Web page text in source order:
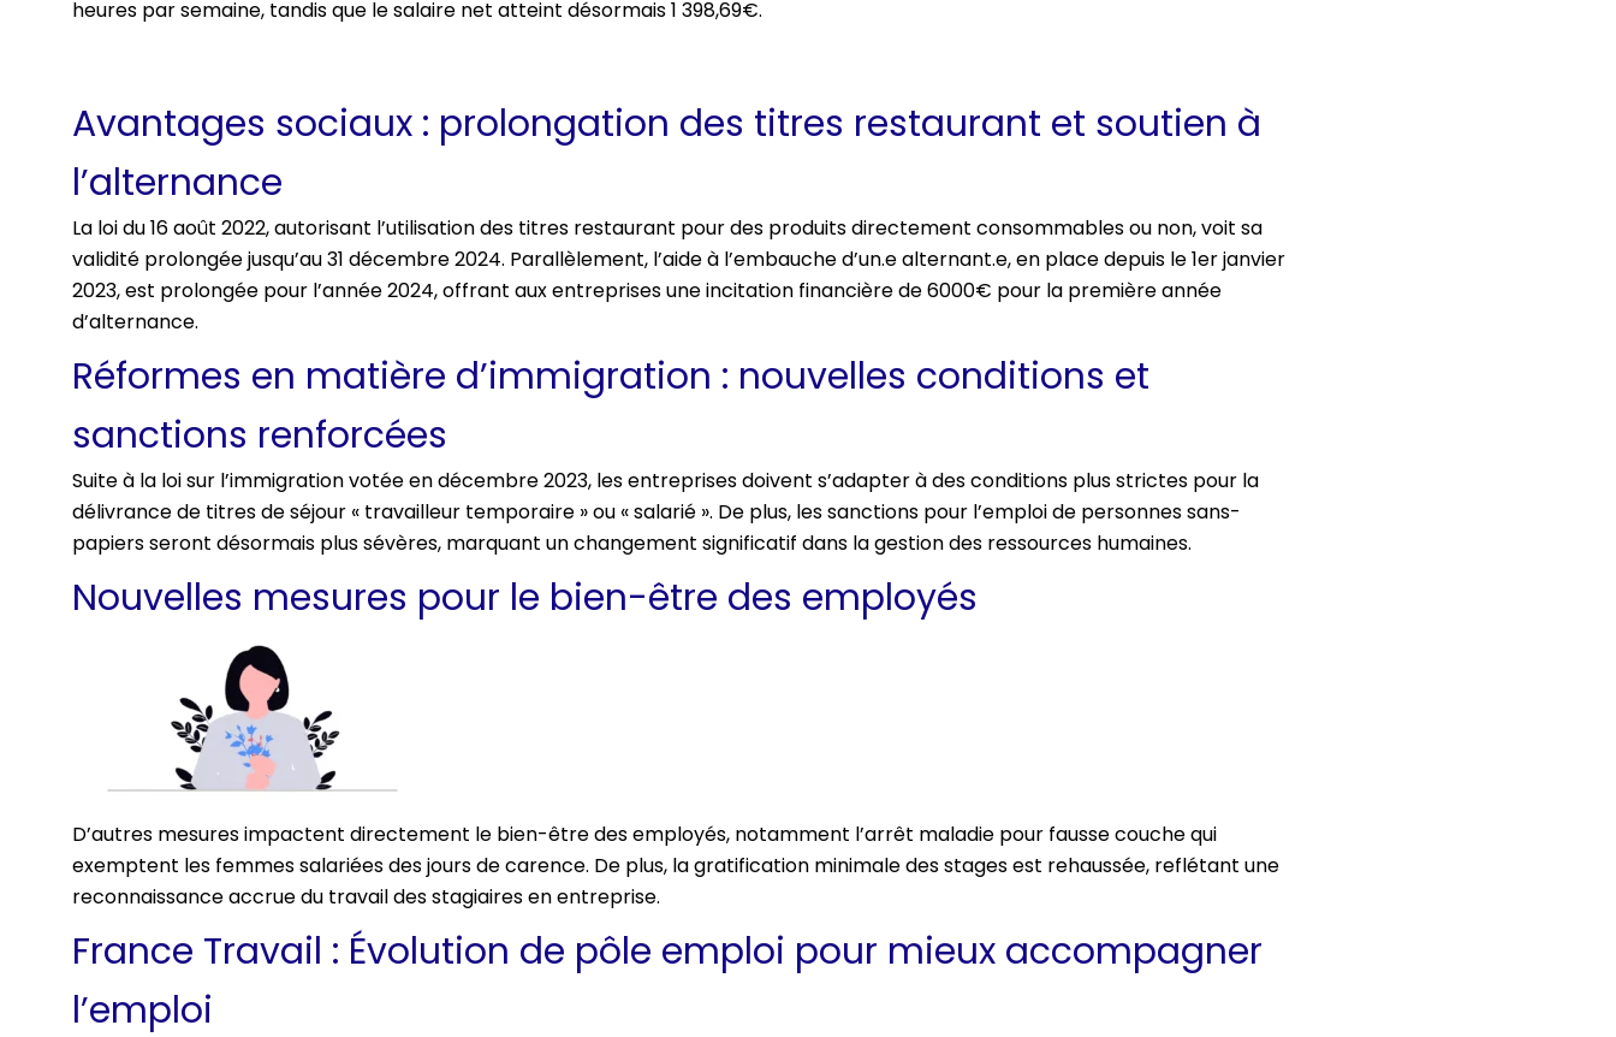
heures par semaine, tandis que le salaire net atteint désormais 1 398,69€.
Avantages sociaux : prolongation des titres restaurant et soutien à
l’alternance
La loi du 16 août 2022, autorisant l’utilisation des titres restaurant pour des produits directement consommables ou non, voit sa
validité prolongée jusqu’au 31 décembre 2024. Parallèlement, l’aide à l’embauche d’un.e alternant.e, en place depuis le 1er janvier
2023, est prolongée pour l’année 2024, offrant aux entreprises une incitation financière de 6000€ pour la première année
d’alternance.
Réformes en matière d’immigration : nouvelles conditions et
sanctions renforcées
Suite à la loi sur l’immigration votée en décembre 2023, les entreprises doivent s’adapter à des conditions plus strictes pour la
délivrance de titres de séjour « travailleur temporaire » ou « salarié ». De plus, les sanctions pour l’emploi de personnes sans-
papiers seront désormais plus sévères, marquant un changement significatif dans la gestion des ressources humaines.
Nouvelles mesures pour le bien-être des employés
D’autres mesures impactent directement le bien-être des employés, notamment l’arrêt maladie pour fausse couche qui
exemptent les femmes salariées des jours de carence. De plus, la gratification minimale des stages est rehaussée, reflétant une
reconnaissance accrue du travail des stagiaires en entreprise.
France Travail : Évolution de pôle emploi pour mieux accompagner
l’emploi